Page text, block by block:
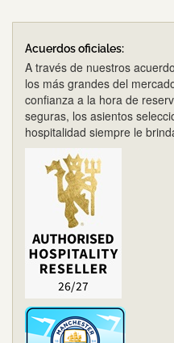
Acuerdos oficiales:
A través de nuestros
los más grandes del
confianza a la hora de
seguras, los asientos
hospitalidad siempre le